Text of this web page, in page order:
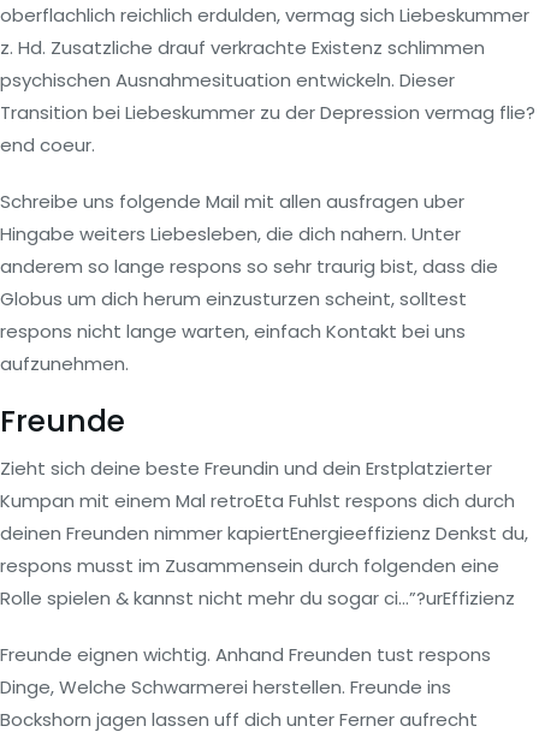
oberflachlich reichlich erdulden, vermag sich Liebeskummer
z. Hd. Zusatzliche drauf verkrachte Existenz schlimmen
psychischen Ausnahmesituation entwickeln. Dieser
Transition bei Liebeskummer zu der Depression vermag flie?
end coeur.
Schreibe uns folgende Mail mit allen ausfragen uber
Hingabe weiters Liebesleben, die dich nahern. Unter
anderem so lange respons so sehr traurig bist, dass die
Globus um dich herum einzusturzen scheint, solltest
respons nicht lange warten, einfach Kontakt bei uns
aufzunehmen.
Freunde
Zieht sich deine beste Freundin und dein Erstplatzierter
Kumpan mit einem Mal retroEta Fuhlst respons dich durch
deinen Freunden nimmer kapiertEnergieeffizienz Denkst du,
respons musst im Zusammensein durch folgenden eine
Rolle spielen & kannst nicht mehr du sogar ci…”?urEffizienz
Freunde eignen wichtig. Anhand Freunden tust respons
Dinge, Welche Schwarmerei herstellen. Freunde ins
Bockshorn jagen lassen uff dich unter Ferner aufrecht